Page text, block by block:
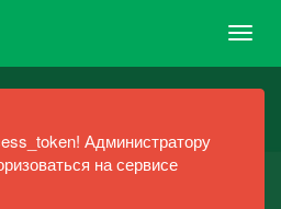
Администратору
на сервисе